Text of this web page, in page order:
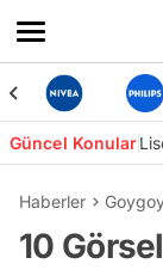
Güncel Konular
Haberler
10